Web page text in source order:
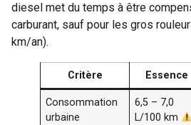
diesel met du temps à être
carburant, sauf pour les gros
km/an).
Critère Essence
Consommation
urbaine
6,5 – 7,0
L/100 km